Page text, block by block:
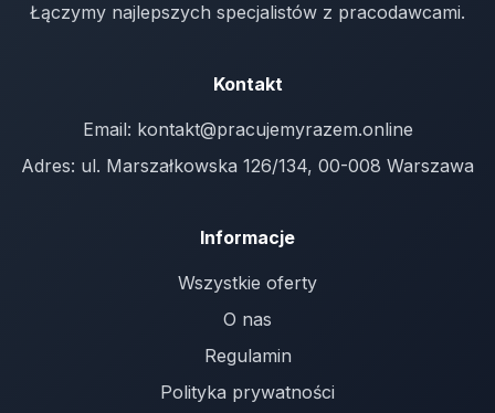
Łączymy najlepszych specjalistów z pracodawcami.
Kontakt
Email: kontakt@pracujemyrazem.online
Adres: ul. Marszałkowska 126/134, 00-008 Warszawa
Informacje
Wszystkie oferty
O nas
Regulamin
Polityka prywatności